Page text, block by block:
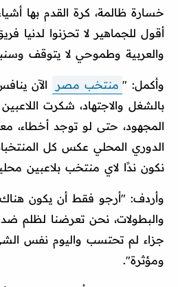
خسارة ظالمة، كرة القدم بها
أقول للجماهير لا تحزنوا لدنيا
والعربية وطموحي لا يتوقف
وأكمل: " منتخب مصر
الآن
بالشغل والاجتهاد، شكرت
المجهود، حتى لو توجد أخطاء،
الدوري المحلي عكس كل
نكون ندًا لاي منتخب بلاعبين
وأردف: "أرجو فقط أن يكون
والبطولات، نحن تعرضنا لظلم ضد
جزاء لم تحتسب واليوم نفس
ومؤثرة".